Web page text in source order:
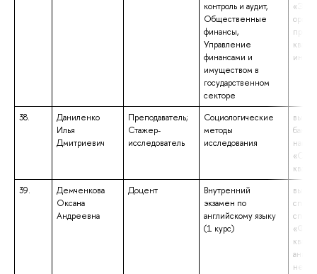
контроль и аудит,
Общественные
финансы,
Управление
финансами и
имуществом в
государственном
секторе
38.
Даниленко
Илья
Дмитриевич
Преподаватель;
Стажер-
исследователь
Социологические
методы
исследования
39.
Демченкова
Оксана
Андреевна
Доцент
Внутренний
экзамен по
английскому языку
(1 курс)